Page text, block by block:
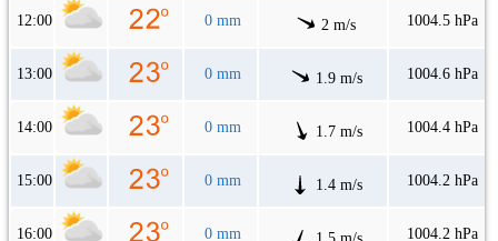
12:00 0 mm 2 m/s 1004.5 hPa
13:00 0 mm 1.9 m/s 1004.6 hPa
14:00 0 mm 1.7 m/s 1004.4 hPa
15:00 0 mm 1.4 m/s 1004.2 hPa
16:00 0 mm 1004.2 hPa